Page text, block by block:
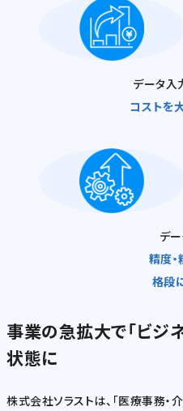
データ入
コストを
デ
精度
格段
事業の急拡大で「ビジ
状態に
株式会社ソラストは、「医療事務・